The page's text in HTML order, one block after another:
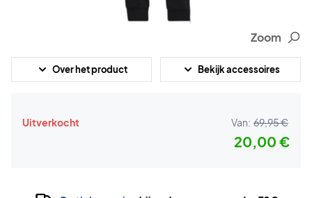
Zoom
Over het product Bekijk accessoires
Uitverkocht Van: 69,95 €
20,00 €